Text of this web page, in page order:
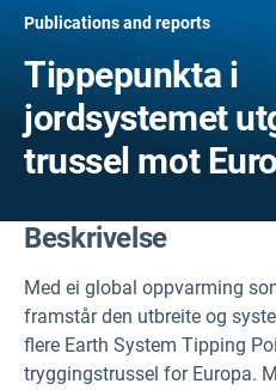
Publications and reports
Tippepunkta i
jordsystemet
trussel mot
Beskrivelse
Med ei global oppvarming
framstår den utbreite og
flere Earth System Tipping
tryggingstrussel for Europa.